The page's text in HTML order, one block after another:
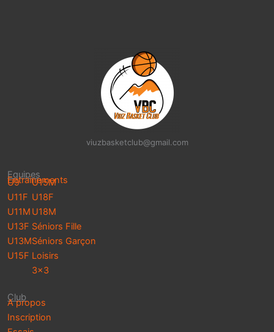
viuzbasketclub@gmail.com
Equipes
Entrainements
U9
U11F
U11M
U13F
U13M
U15F
U15M
U18F
U18M
Séniors Fille
Séniors Garçon
Loisirs
3×3
Club
A propos
Inscription